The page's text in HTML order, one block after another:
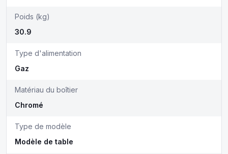
Poids (kg)
30.9
Type d'alimentation
Gaz
Matériau du boîtier
Chromé
Type de modèle
Modèle de table